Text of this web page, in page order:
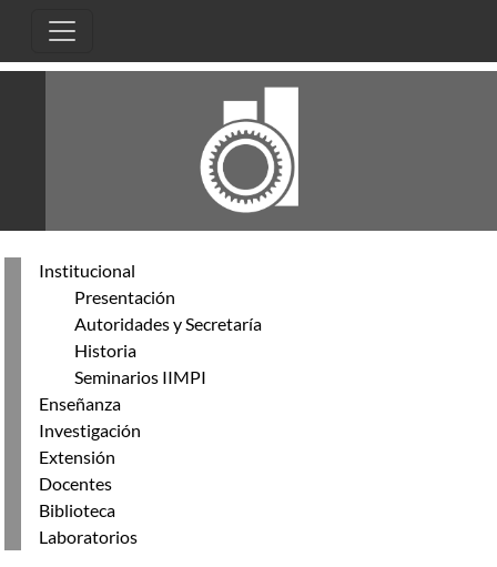
Institucional
Presentación
Autoridades y Secretaría
Historia
Seminarios IIMPI
Enseñanza
Investigación
Extensión
Docentes
Biblioteca
Laboratorios